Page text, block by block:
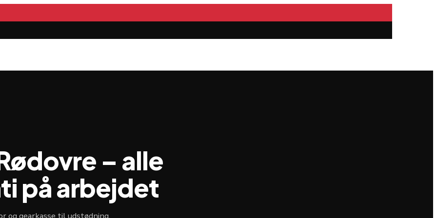
– alle
på arbejdet
og gearkasse til udstødning,